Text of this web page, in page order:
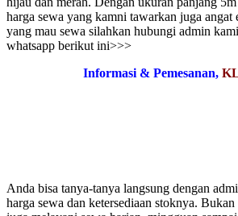
harga sewa yang kamni tawarkan juga angat
yang mau sewa silahkan hubungi admin
whatsapp berikut ini>>>
Informasi & Pemesanan,
Anda bisa tanya-tanya langsung dengan
harga sewa dan ketersediaan stoknya.